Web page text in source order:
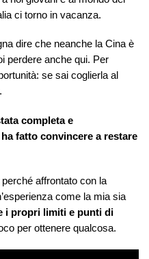
ci torno in vacanza.
dire che neanche la Cina è
perdere anche qui. Per
se sai coglierla al
completa e
fatto convincere a restare
affrontato con la
come la mia sia
i propri limiti e punti di
per ottenere qualcosa.